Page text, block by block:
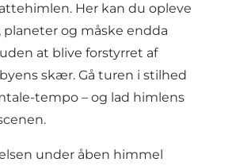
Her kan du opleve
og måske endda
at blive forstyrret af
skær. Gå turen i stilhed
tempo – og lad himlens
under åben himmel